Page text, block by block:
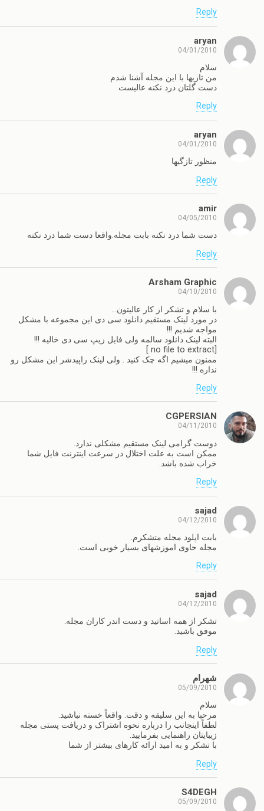
Reply
aryan
04/01/2010
سلام
من تازیها با این مجله آشنا شدم
دست گلتان درد نکنه عالیست
Reply
aryan
04/01/2010
منظور تازگیها
Reply
amir
04/05/2010
دست شما درد نکنه بابت مجله.واقعا دست شما درد نکنه
Reply
Arsham Graphic
04/10/2010
با سلام و تشکر از کار عالیتون…
در مورد لینک مستقیم دانلود سی دی این مجموعه با مشکل
مواجه شدیم !!!
البته لینک دانلود سالمه ولی فایل زیپ سی دی خالیه !!!
ممنون میشیم اگه چک کنید . ولی لینک راپیدشر این مشکل رو
نداره !!!
Reply
CGPERSIAN
04/11/2010
دوست گرامی لینک مستقیم مشکلی ندارد.
ممکن است به علت اختلال در سرعت اینترنت فایل شما
خراب شده باشد.
Reply
sajad
04/12/2010
بابت اپلود مجله متشکرم.
مجله حاوی اموزشهای بسیار خوبی است.
Reply
sajad
04/12/2010
تشکر از همه اساتید و دست اندر کاران مجله.
موفق باشید.
Reply
شهرام
05/09/2010
سلام
مرحبا به این سلیقه و دقت. واقعاً خسته نباشید.
لطفاً اینجانب را درباره نحوه اشتراک و دریافت پستی مجله
زیبایتان راهنمایی بفرمایید.
با تشکر و به امید ارائه کارهای بیشتر از شما
Reply
S4DEGH
05/09/2010